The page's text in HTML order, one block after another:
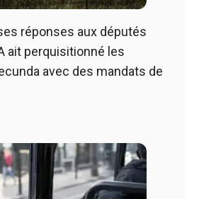
réponses aux députés
ait perquisitionné les
avec des mandats de